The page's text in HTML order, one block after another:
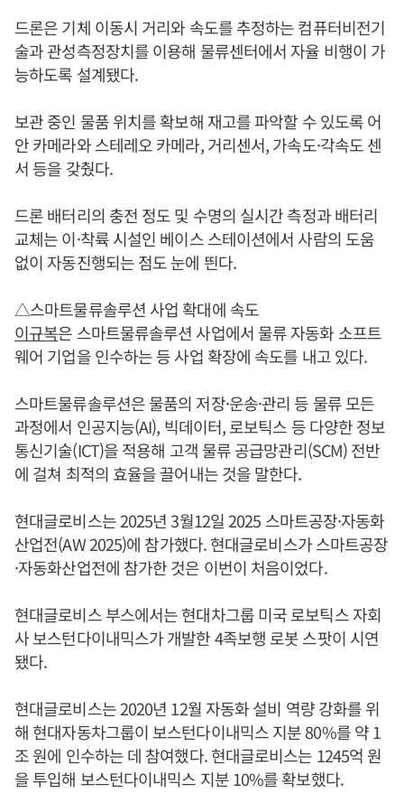
드론은 기체 이동시 거리와 속도를 추정하는 컴퓨터비전기
술과 관성측정장치를 이용해 물류센터에서 자율 비행이 가
능하도록 설계됐다.
보관 중인 물품 위치를 확보해 재고를 파악할 수 있도록 어
안 카메라와 스테레오 카메라, 거리센서, 가속도·각속도 센
서 등을 갖췄다.
드론 배터리의 충전 정도 및 수명의 실시간 측정과 배터리
교체는 이·착륙 시설인 베이스 스테이션에서 사람의 도움
없이 자동진행되는 점도 눈에 띈다.
△스마트물류솔루션 사업 확대에 속도
이규복은 스마트물류솔루션 사업에서 물류 자동화 소프트
웨어 기업을 인수하는 등 사업 확장에 속도를 내고 있다.
스마트물류솔루션은 물품의 저장·운송·관리 등 물류 모든
과정에서 인공지능(AI), 빅데이터, 로보틱스 등 다양한 정보
통신기술(ICT)을 적용해 고객 물류 공급망관리(SCM) 전반
에 걸쳐 최적의 효율을 끌어내는 것을 말한다.
현대글로비스는 2025년 3월12일 2025 스마트공장·자동화
산업전(AW 2025)에 참가했다. 현대글로비스가 스마트공장
·자동화산업전에 참가한 것은 이번이 처음이었다.
현대글로비스 부스에서는 현대차그룹 미국 로보틱스 자회
사 보스턴다이내믹스가 개발한 4족보행 로봇 스팟이 시연
됐다.
현대글로비스는 2020년 12월 자동화 설비 역량 강화를 위
해 현대자동차그룹이 보스턴다이내믹스 지분 80%를 약 1
조 원에 인수하는 데 참여했다. 현대글로비스는 1245억 원
을 투입해 보스턴다이내믹스 지분 10%를 확보했다.